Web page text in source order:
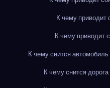
К чему приводит
К чему приводит
К чему снится автомобиль
К чему снится дорога